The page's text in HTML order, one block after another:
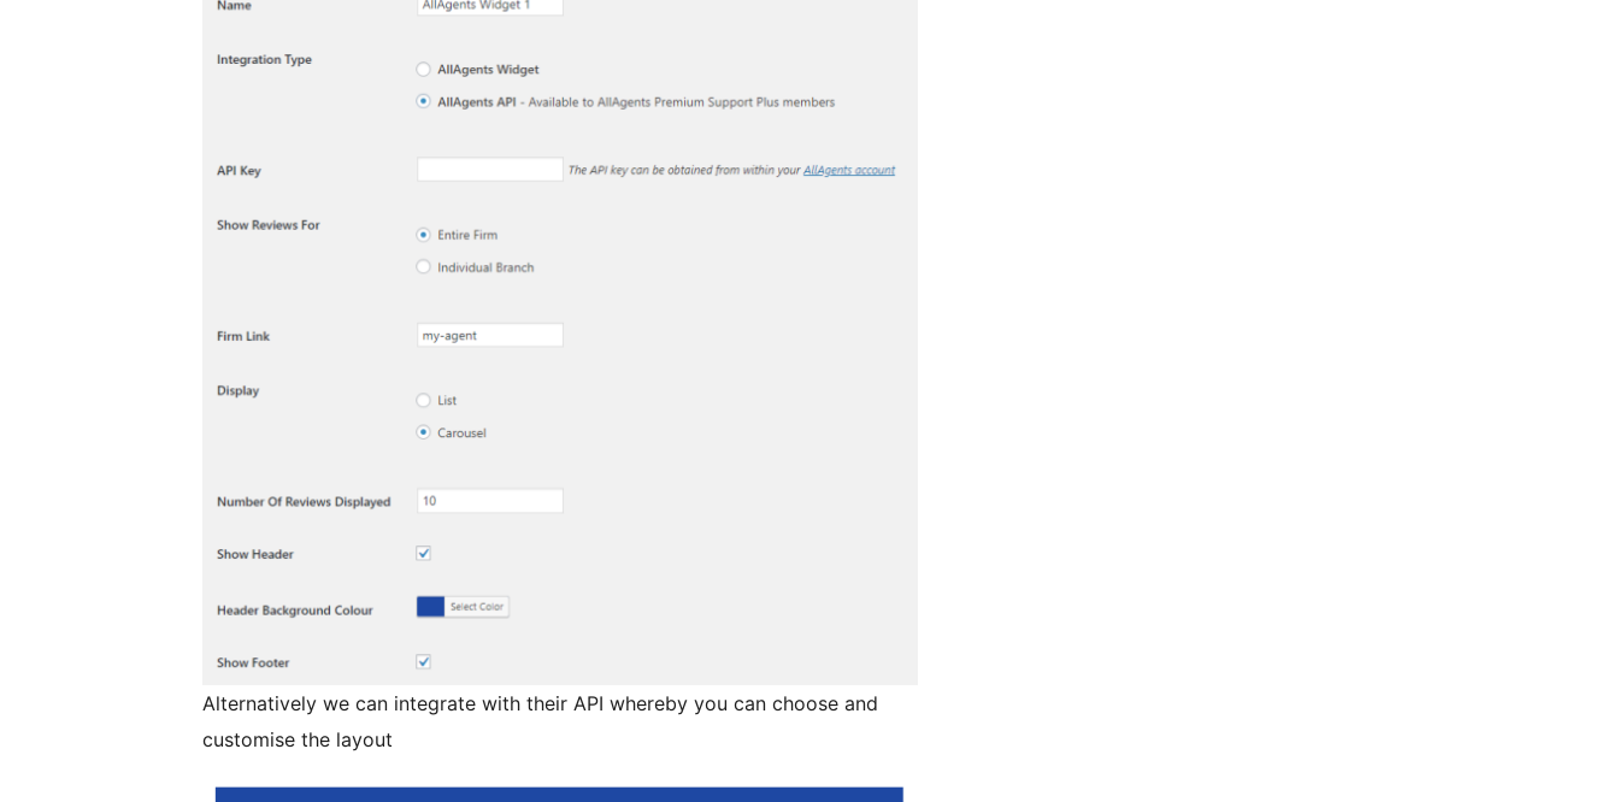
Alternatively we can integrate with their API whereby you can choose and
customise the layout